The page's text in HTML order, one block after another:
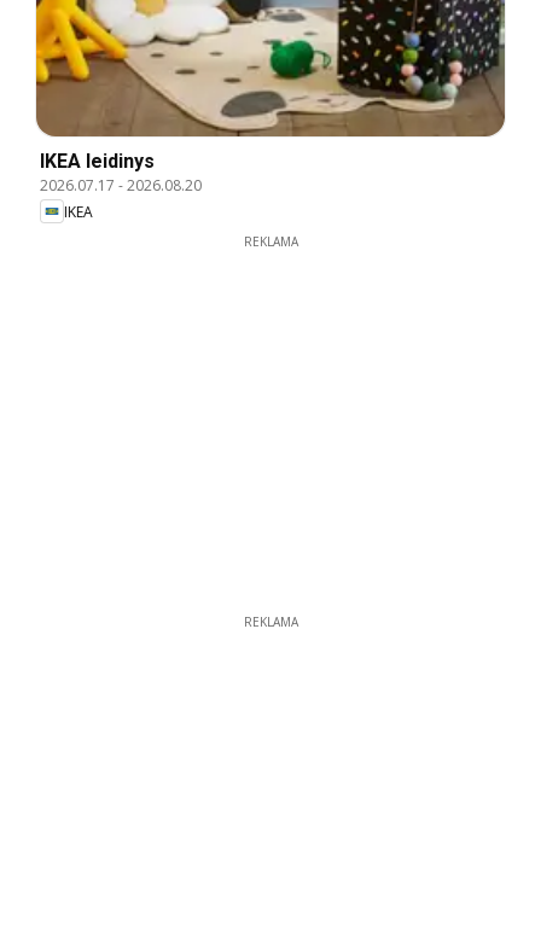
IKEA leidinys
2026.07.17 -2026.08.20
IKEA
REKLAMA
REKLAMA